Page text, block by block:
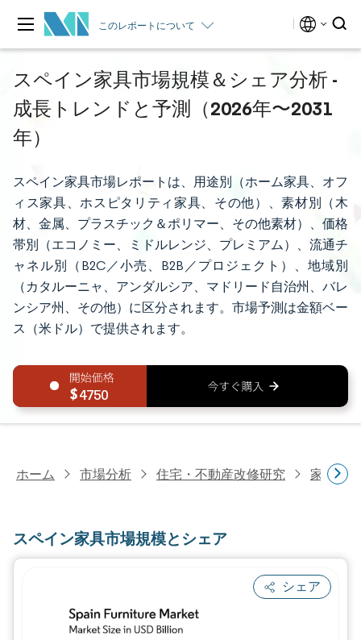
このレポートについて
スペイン家具市場規模＆シェア分析 -
成長トレンドと予測（2026年〜2031
年）
スペイン家具市場レポートは、用途別（ホーム家具、オフ
ィス家具、ホスピタリティ家具、その他）、素材別（木
材、金属、プラスチック＆ポリマー、その他素材）、価格
帯別（エコノミー、ミドルレンジ、プレミアム）、流通チ
ャネル別（B2C／小売、B2B／プロジェクト）、地域別
（カタルーニャ、アンダルシア、マドリード自治州、バレ
ンシア州、その他）に区分されます。市場予測は金額ベー
ス（米ドル）で提供されます。
4750
ホーム 市場分析 住宅・不動産改修研究 家具・
スペイン家具市場規模とシェア
シェア